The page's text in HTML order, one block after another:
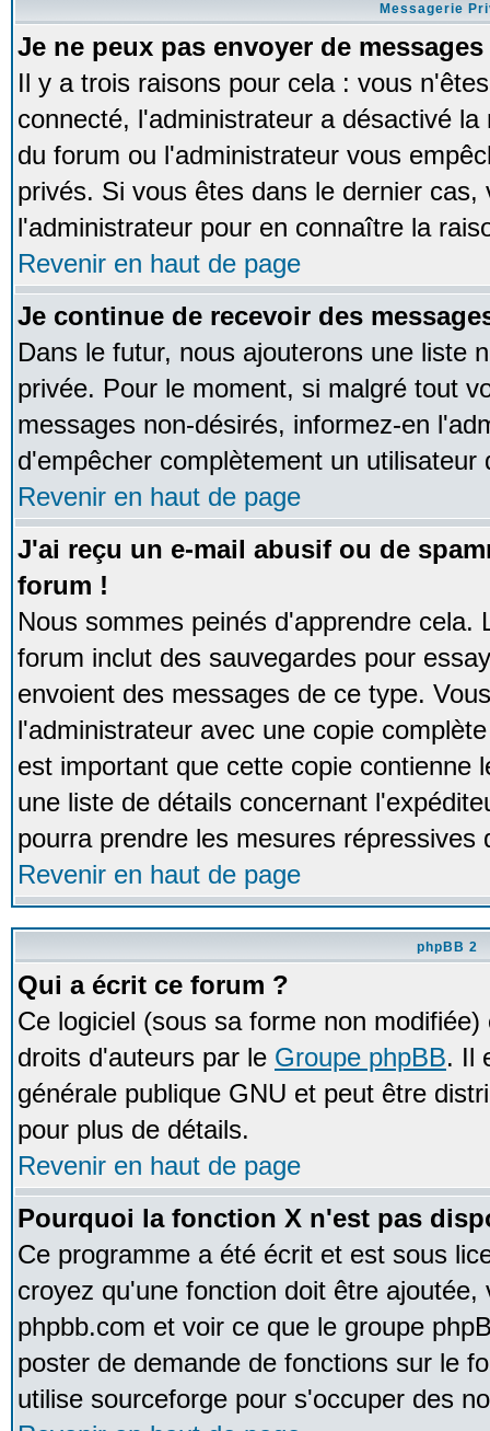
Messagerie
Je ne peux pas envoyer de
Il y a trois raisons pour cela : vous
connecté, l'administrateur a désactivé
du forum ou l'administrateur vous
privés. Si vous êtes dans le dernier
l'administrateur pour en connaître la
Revenir en haut de page
Je continue de recevoir des
Dans le futur, nous ajouterons une liste
privée. Pour le moment, si malgré tout
messages non-désirés, informez-en
d'empêcher complètement un
Revenir en haut de page
J'ai reçu un e-mail abusif ou de
forum !
Nous sommes peinés d'apprendre cela.
forum inclut des sauvegardes pour
envoient des messages de ce type.
l'administrateur avec une copie
est important que cette copie contienne
une liste de détails concernant
pourra prendre les mesures répressives
Revenir en haut de page
phpBB 2
Qui a écrit ce forum ?
Ce logiciel (sous sa forme non
droits d'auteurs par le Groupe phpBB. Il
générale publique GNU et peut être
pour plus de détails.
Revenir en haut de page
Pourquoi la fonction X n'est pas
Ce programme a été écrit et est sous
croyez qu'une fonction doit être
phpbb.com et voir ce que le groupe
poster de demande de fonctions sur le
utilise sourceforge pour s'occuper des